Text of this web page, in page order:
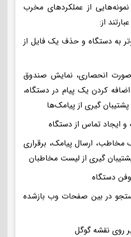
از عملکردهای مخرب
از:
به دستگاه و حذف یک فایل از
انحصاری، نمایش صندوق
کردن یک پیام در دستگاه،
گیری از پیامک‌ها
ایجاد تماس از دستگاه
ارسال پیامک، برقراری
گیری از لیست مخاطبان
دستگاه
در بین صفحات وب بازشده
روی نقشه گوگل